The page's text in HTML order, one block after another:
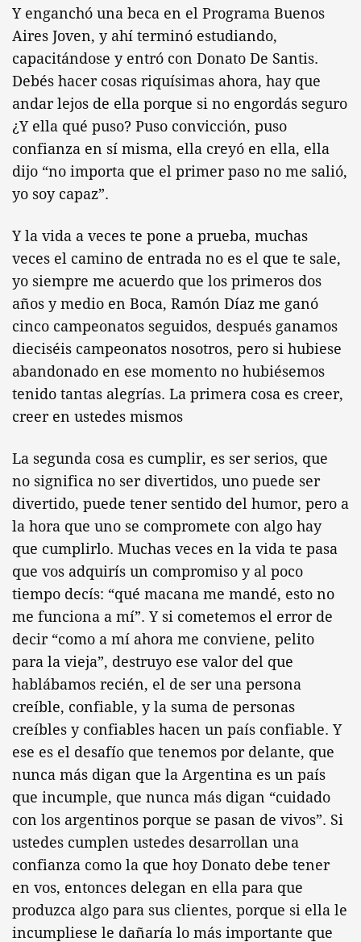
Y enganchó una beca en el Programa Buenos
Aires Joven, y ahí terminó estudiando,
capacitándose y entró con Donato De Santis.
Debés hacer cosas riquísimas ahora, hay que
andar lejos de ella porque si no engordás seguro
¿Y ella qué puso? Puso convicción, puso
confianza en sí misma, ella creyó en ella, ella
dijo “no importa que el primer paso no me salió,
yo soy capaz”.
Y la vida a veces te pone a prueba, muchas
veces el camino de entrada no es el que te sale,
yo siempre me acuerdo que los primeros dos
años y medio en Boca, Ramón Díaz me ganó
cinco campeonatos seguidos, después ganamos
dieciséis campeonatos nosotros, pero si hubiese
abandonado en ese momento no hubiésemos
tenido tantas alegrías. La primera cosa es creer,
creer en ustedes mismos
La segunda cosa es cumplir, es ser serios, que
no significa no ser divertidos, uno puede ser
divertido, puede tener sentido del humor, pero a
la hora que uno se compromete con algo hay
que cumplirlo. Muchas veces en la vida te pasa
que vos adquirís un compromiso y al poco
tiempo decís: “qué macana me mandé, esto no
me funciona a mí”. Y si cometemos el error de
decir “como a mí ahora me conviene, pelito
para la vieja”, destruyo ese valor del que
hablábamos recién, el de ser una persona
creíble, confiable, y la suma de personas
creíbles y confiables hacen un país confiable. Y
ese es el desafío que tenemos por delante, que
nunca más digan que la Argentina es un país
que incumple, que nunca más digan “cuidado
con los argentinos porque se pasan de vivos”. Si
ustedes cumplen ustedes desarrollan una
confianza como la que hoy Donato debe tener
en vos, entonces delegan en ella para que
produzca algo para sus clientes, porque si ella le
incumpliese le dañaría lo más importante que